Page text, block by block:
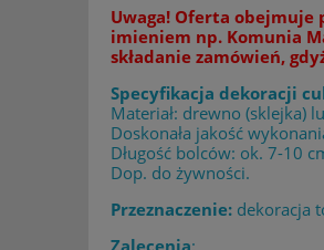
Uwaga! Oferta obejmuje
imieniem np. Komunia
składanie zamówień,
Specyfikacja dekoracji
Materiał: drewno (sklejka)
Doskonała jakość
Długość bolców: ok. 7-10
Dop. do żywności.
Przeznaczenie: dekoracja